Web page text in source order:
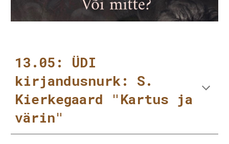
13.05: ÜDI
kirjandusnurk: S.
Kierkegaard "Kartus ja
värin"